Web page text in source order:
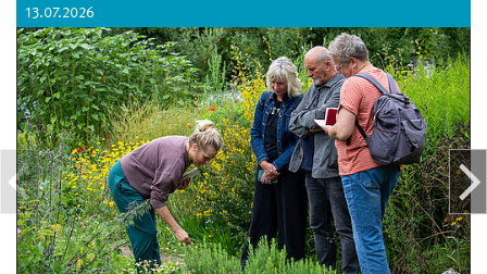
13.07.2026